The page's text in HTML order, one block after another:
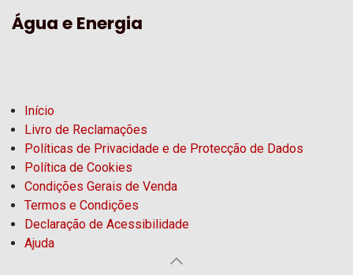
Água e Energia
Início
Livro de Reclamações
Políticas de Privacidade e de Protecção de Dados
Política de Cookies
Condições Gerais de Venda
Termos e Condições
Declaração de Acessibilidade
Ajuda